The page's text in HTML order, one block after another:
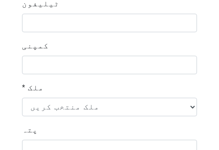
ٹیلیفون
کمپنی
* ملک
پتہ